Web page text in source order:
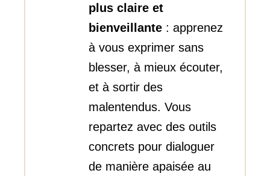
plus claire et
bienveillante : apprenez
à vous exprimer sans
blesser, à mieux écouter,
et à sortir des
malentendus. Vous
repartez avec des outils
concrets pour dialoguer
de manière apaisée au